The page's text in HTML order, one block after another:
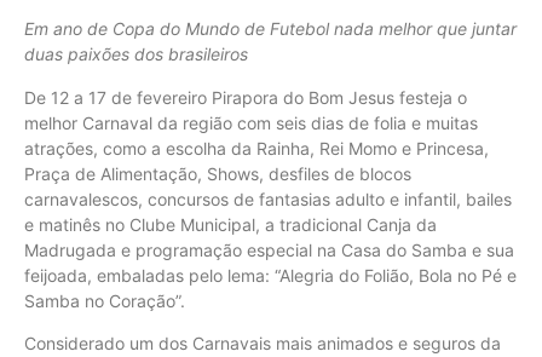
Em ano de Copa do Mundo de Futebol nada melhor que juntar
duas paixões dos brasileiros
De 12 a 17 de fevereiro Pirapora do Bom Jesus festeja o
melhor Carnaval da região com seis dias de folia e muitas
atrações, como a escolha da Rainha, Rei Momo e Princesa,
Praça de Alimentação, Shows, desfiles de blocos
carnavalescos, concursos de fantasias adulto e infantil, bailes
e matinês no Clube Municipal, a tradicional Canja da
Madrugada e programação especial na Casa do Samba e sua
feijoada, embaladas pelo lema: “Alegria do Folião, Bola no Pé e
Samba no Coração”.
Considerado um dos Carnavais mais animados e seguros da